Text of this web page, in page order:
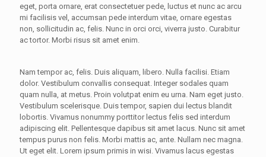
eget, porta ornare, erat consectetuer pede, luctus et nunc ac arcu
mi facilisis vel, accumsan pede interdum vitae, ornare egestas
non, sollicitudin ac, felis. Nunc in orci orci, viverra justo. Curabitur
ac tortor. Morbi risus sit amet enim.
Nam tempor ac, felis. Duis aliquam, libero. Nulla facilisi. Etiam
dolor. Vestibulum convallis consequat. Integer sodales quam
quam nulla, at metus. Proin volutpat enim eu urna. Nam eget justo.
Vestibulum scelerisque. Duis tempor, sapien dui lectus blandit
lobortis. Vivamus nonummy porttitor lectus felis sed interdum
adipiscing elit. Pellentesque dapibus sit amet lacus. Nunc sit amet
tempus purus non felis. Morbi mattis ac, ante. Nullam nec magna.
Ut eget elit. Lorem ipsum primis in wisi. Vivamus lacus egestas